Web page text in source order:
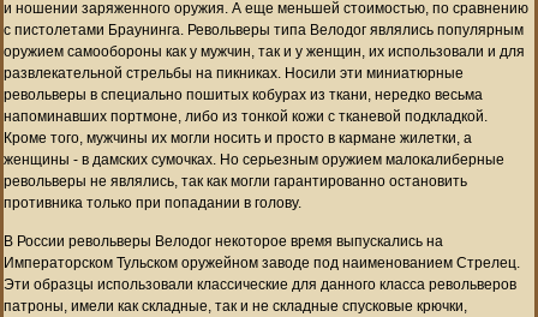
и ношении заряженного оружия. А еще меньшей стоимостью, по сравнению
с пистолетами Браунинга. Револьверы типа Велодог являлись популярным
оружием самообороны как у мужчин, так и у женщин, их использовали и для
развлекательной стрельбы на пикниках. Носили эти миниатюрные
револьверы в специально пошитых кобурах из ткани, нередко весьма
напоминавших портмоне, либо из тонкой кожи с тканевой подкладкой.
Кроме того, мужчины их могли носить и просто в кармане жилетки, а
женщины - в дамских сумочках. Но серьезным оружием малокалиберные
револьверы не являлись, так как могли гарантированно остановить
противника только при попадании в голову.
В России револьверы Велодог некоторое время выпускались на
Императорском Тульском оружейном заводе под наименованием Стрелец.
Эти образцы использовали классические для данного класса револьверов
патроны, имели как складные, так и не складные спусковые крючки,